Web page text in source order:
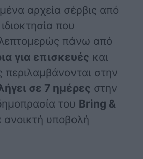
αρχεία σέρβις από
που
πάνω από
για επισκευές και
περιλαμβάνονται στην
σε 7 ημέρες στην
του Bring &
ανοικτή υποβολή